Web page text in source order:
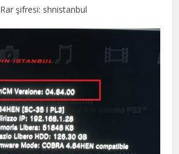
Rar şifresi: shnistanbul